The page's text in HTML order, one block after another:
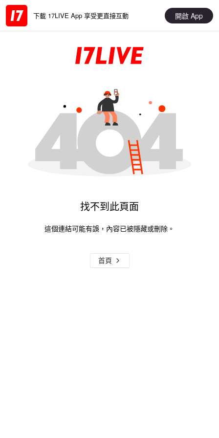
下載 17LIVE App 享受更直接互動 開啟 App
找不到此頁面
這個連結可能有誤，內容已被隱藏或刪除。
首頁